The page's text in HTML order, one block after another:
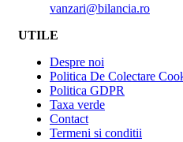
vanzari@bilancia.ro
UTILE
Despre noi
Politica De Colectare
Politica GDPR
Taxa verde
Contact
Termeni si conditii